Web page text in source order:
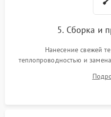
5. Сборка и
Нанесение свежей
теплопроводностью и
шлейфов, модулей памяти и